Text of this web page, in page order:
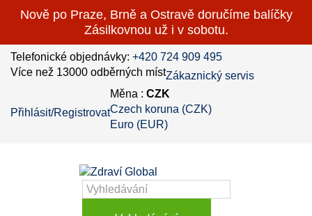
Nově po Praze, Brně a Ostravě doručíme balíčky
Zásilkovnou už i v sobotu.
Telefonické objednávky: +420 724 909 495
Více než 13000 odběrných místZákaznický servis
Přihlásit/Registrovat
Měna : CZK
Czech koruna (CZK)
Euro (EUR)